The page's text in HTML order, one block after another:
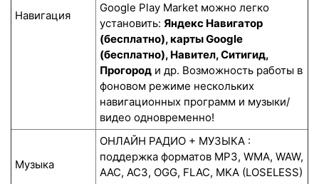
Навигация
Google Play Market можно легко
установить: Яндекс Навигатор
(бесплатно), карты Google
(бесплатно), Навител, Ситигид,
Прогород и др. Возможность работы в
фоновом режиме нескольких
навигационных программ и музыки/
видео одновременно!
Музыка
ОНЛАЙН РАДИО + МУЗЫКА :
поддержка форматов MP3, WMA, WAW,
AAC, AC3, OGG, FLAC, MKA (LOSELESS)